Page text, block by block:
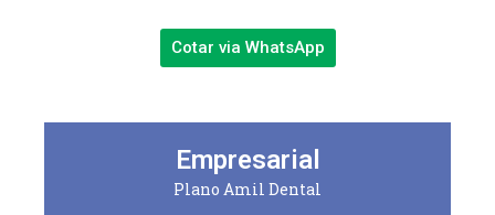
Cotar via WhatsApp
Empresarial
Plano Amil Dental